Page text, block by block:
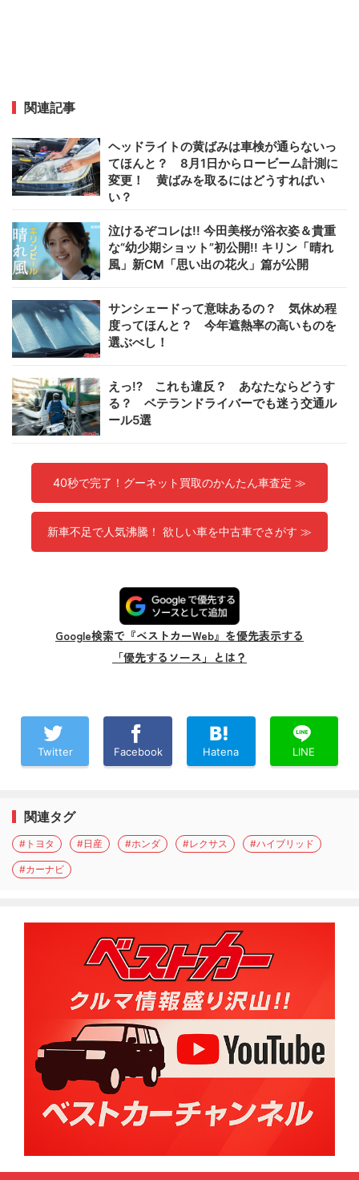
関連記事
ヘッドライトの黄ばみは車検が通らないっ
てほんと？ 8月1日からロービーム計測に
変更！ 黄ばみを取るにはどうすればい
い？
泣けるぞコレは!! 今田美桜が浴衣姿＆貴重
な“幼少期ショット”初公開!! キリン「晴れ
風」新CM「思い出の花火」篇が公開
サンシェードって意味あるの？ 気休め程
度ってほんと？ 今年遮熱率の高いものを
選ぶべし！
えっ!? これも違反？ あなたならどうす
る？ ベテランドライバーでも迷う交通ル
ール5選
40秒で完了！グーネット買取のかんたん車査定 ≫
新車不足で人気沸騰！ 欲しい車を中古車でさがす ≫
Google検索で『ベストカーWeb』を優先表示する
「優先するソース」とは？
Twitter Facebook Hatena LINE
関連タグ
#トヨタ #日産 #ホンダ #レクサス #ハイブリッド
#カーナビ